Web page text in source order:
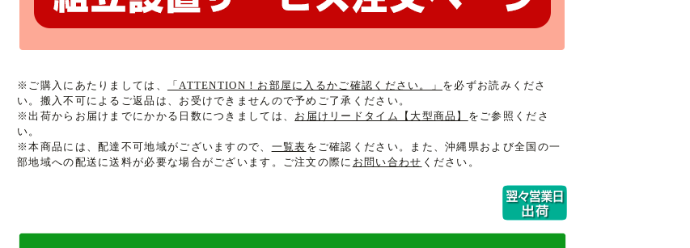
※ご購入にあたりましては、 「ATTENTION！お部屋に入るかご確認ください。」 を必ずお読みくださ
い。搬入不可によるご返品は、お受けできませんので予めご了承ください。
※出荷からお届けまでにかかる日数につきましては、 お届けリードタイム【大型商品】 をご参照くださ
い。
※本商品には、配達不可地域がございますので、 一覧表 をご確認ください。また、沖縄県および全国の一
部地域への配送に送料が必要な場合がございます。ご注文の際に お問い合わせ ください。